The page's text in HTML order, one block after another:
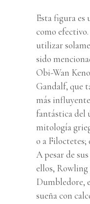
Esta figura
como
utilizar
sido
Obi-Wan
Gandalf, que
más
fantástica del
mitología
o a Filoctetes;
A pesar de
ellos,
Dumbledore,
sueña con